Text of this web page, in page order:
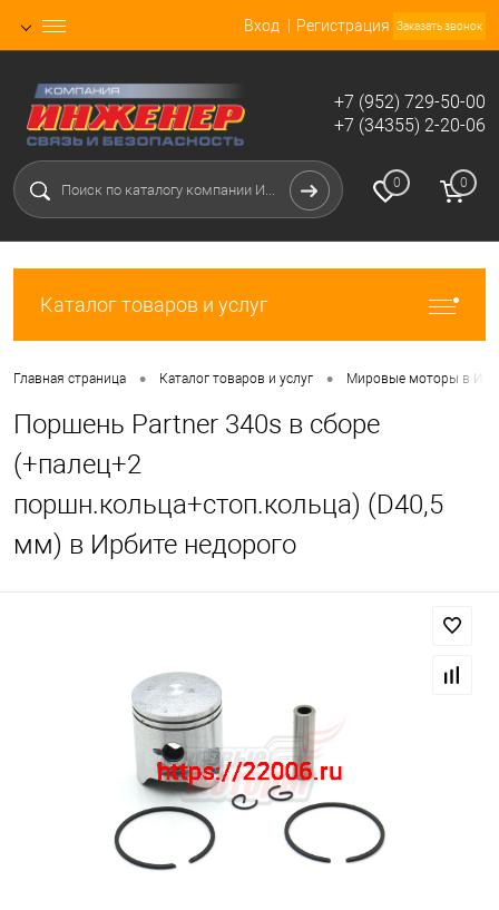
Вход Регистрация Заказать звонок
+7 (952) 729-50-00
+7 (34355) 2-20-06
0 0
Каталог товаров и услуг
Главная страница • Каталог товаров и услуг • Мировые моторы в
Поршень Partner 340s в сборе
(+палец+2
поршн.кольца+стоп.кольца) (D40,5
мм) в Ирбите недорого